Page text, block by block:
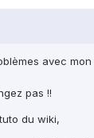
avec
pas !!
du wiki,